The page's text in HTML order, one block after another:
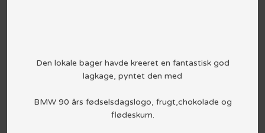
Den lokale bager havde kreeret en fantastisk god
lagkage, pyntet den med
BMW 90 års fødselsdagslogo, frugt,chokolade og
flødeskum.